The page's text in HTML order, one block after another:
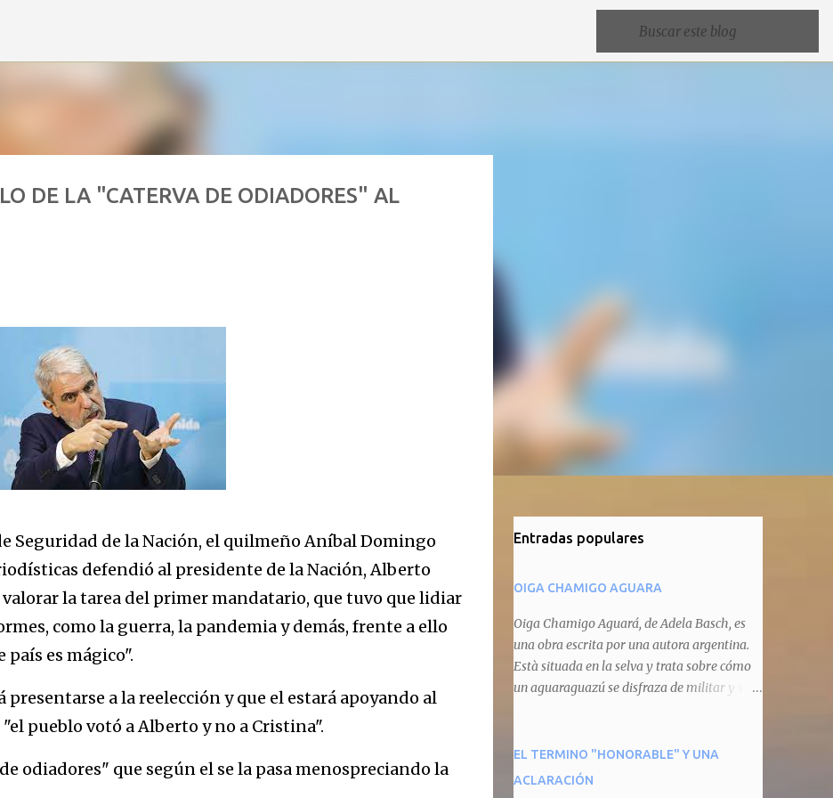
DE LA "CATERVA DE ODIADORES" AL
Seguridad de la Nación, el quilmeño Aníbal Domingo
defendió al presidente de la Nación, Alberto
valorar la tarea del primer mandatario, que tuvo que lidiar
como la guerra, la pandemia y demás, frente a ello
es mágico".
presentarse a la reelección y que el estará apoyando al
pueblo votó a Alberto y no a Cristina".
odiadores" que según el se la pasa menospreciando la
Entradas populares
OIGA CHAMIGO AGUARA
Oiga Chamigo Aguará, de Adela Basch, es
una obra escrita por una autora argentina.
Està situada en la selva y trata sobre cómo
un aguaraguazú se disfraza de militar y se
animal que pretenda circular por ahí. En
primera instancia aparece Teteu, el tero,
EL TERMINO "HONORABLE" Y UNA
ACLARACIÓN